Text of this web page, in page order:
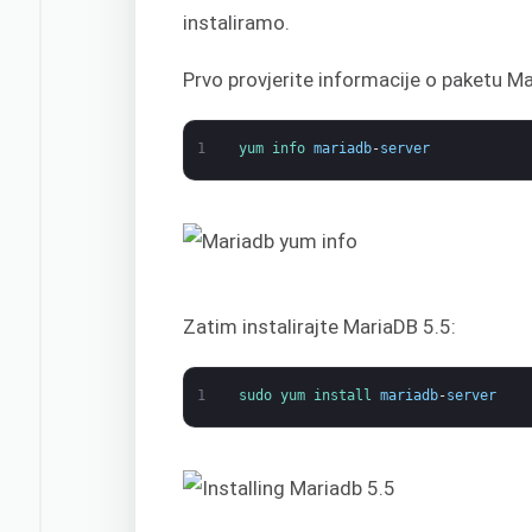
instaliramo.
Prvo provjerite informacije o paketu
1 yum info mariadb-server
Zatim instalirajte MariaDB 5.5:
1 sudo yum install mariadb-server